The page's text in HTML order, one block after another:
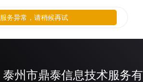
泰州市鼎泰信息技术服务
服务异常，请稍候再试